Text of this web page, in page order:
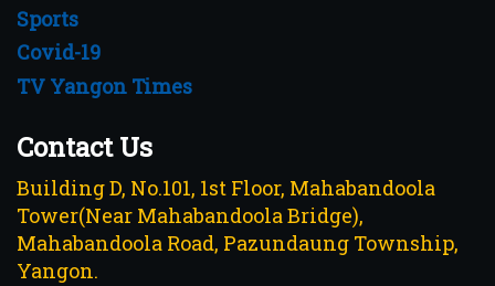
Sports
Covid-19
TV Yangon Times
Contact Us
Building D, No.101, 1st Floor, Mahabandoola
Tower(Near Mahabandoola Bridge),
Mahabandoola Road, Pazundaung Township,
Yangon.